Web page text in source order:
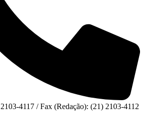
4117 / Fax (Redação): (21) 2103-4112